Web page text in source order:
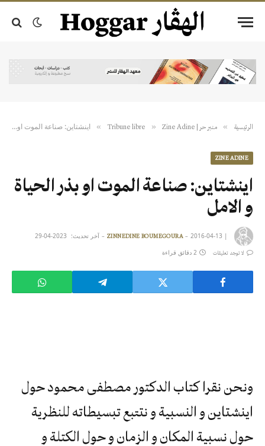
الرئيسية » منبر حر | Tribune libre » Zine Adine
» اينشتاين: صناعة الموت او بذر الحياة و الامل
ZINE ADINE
اينشتاين: صناعة الموت او بذر الحياة
و الامل
|
ZINNEDINE BOUMEGOURA 2016-04-13 آخر تحديث: 2023-04-29
لا توجد تعليقات 2 دقائق قراءة
ونحن نقرا كتاب الدكتور مصطفى محمود حول
اينشتاين و النسبية و نتتبع تبسيطاته للنظرية
حول نسبية المكان و الزمان و حول الكتلة و